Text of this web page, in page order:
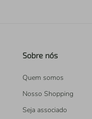
Sobre nós
Quem somos
Nosso Shopping
Seja associado